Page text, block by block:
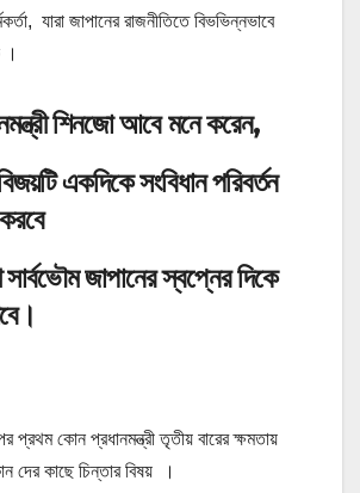
যারা জাপানের রাজনীতিতে বিভভিন্নভাবে
।
শিনজো আবে মনে করেন,
একদিকে সংবিধান পরিবর্তন
জাপানের স্বপ্নের দিকে
প্রথম কোন প্রধানমন্ত্রী তৃতীয় বারের ক্ষমতায়
দের কাছে চিন্তার বিষয় ।